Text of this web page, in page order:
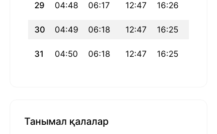
29 04:48 06:17 12:47 16:26
30 04:49 06:18 12:47 16:25
31 04:50 06:18 12:47 16:25
Танымал қалалар